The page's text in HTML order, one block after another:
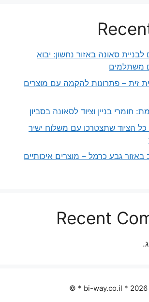
סאונה באזור נחשון: יבוא
משתלמים
זית – פתרונות להקמה עם מוצרים
חומרי בניין וציוד לסאונה בסביון
הציוד שתצטרכו עם משלוח ישיר
גבע כרמל – מוצרים איכותיים
Recent
2026 * bi-way.co.il * ©